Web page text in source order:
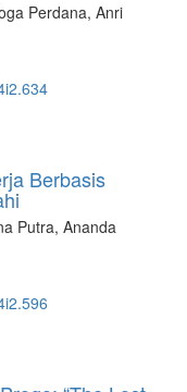
Perdana, Anri
Berbasis
Putra, Ananda